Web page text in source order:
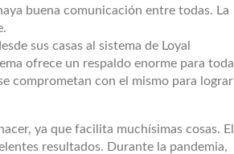
buena comunicación entre todas. La
sus casas al sistema de Loyal
ofrece un respaldo enorme para toda
comprometan con el mismo para lograr
ya que facilita muchísimas cosas. El
resultados. Durante la pandemia,